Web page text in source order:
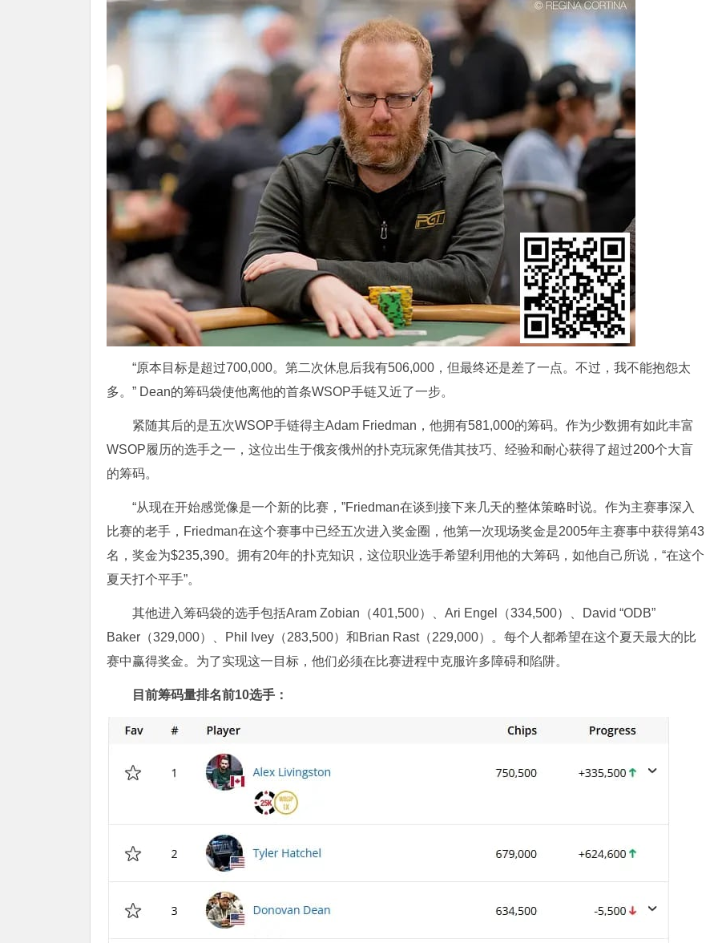
“原本目标是超过700,000。第二次休息后我有506,000，但最终还是差了一点。不过，我不能抱怨太
多。” Dean的筹码袋使他离他的首条WSOP手链又近了一步。
紧随其后的是五次WSOP手链得主Adam Friedman，他拥有581,000的筹码。作为少数拥有如此丰富
WSOP履历的选手之一，这位出生于俄亥俄州的扑克玩家凭借其技巧、经验和耐心获得了超过200个大盲
的筹码。
“从现在开始感觉像是一个新的比赛，”Friedman在谈到接下来几天的整体策略时说。作为主赛事深入
比赛的老手，Friedman在这个赛事中已经五次进入奖金圈，他第一次现场奖金是2005年主赛事中获得第43
名，奖金为$235,390。拥有20年的扑克知识，这位职业选手希望利用他的大筹码，如他自己所说，“在这个
夏天打个平手”。
其他进入筹码袋的选手包括Aram Zobian（401,500）、Ari Engel（334,500）、David “ODB”
Baker（329,000）、Phil Ivey（283,500）和Brian Rast（229,000）。每个人都希望在这个夏天最大的比
赛中赢得奖金。为了实现这一目标，他们必须在比赛进程中克服许多障碍和陷阱。
目前筹码量排名前10选手：